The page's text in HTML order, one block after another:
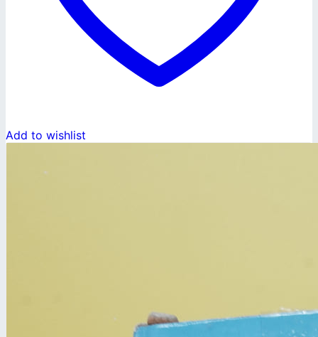
Add to wishlist